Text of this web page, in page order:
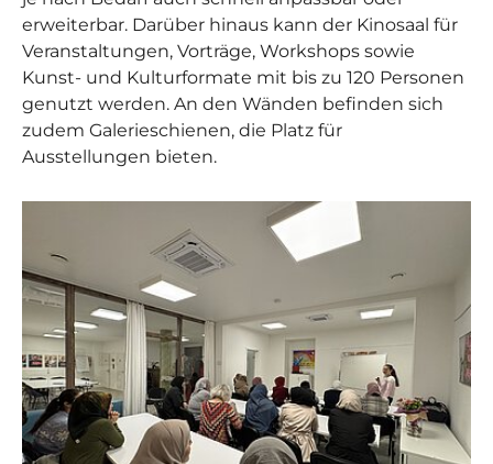
erweiterbar. Darüber hinaus kann der Kinosaal für
Veranstaltungen, Vorträge, Workshops sowie
Kunst- und Kulturformate mit bis zu 120 Personen
genutzt werden. An den Wänden befinden sich
zudem Galerieschienen, die Platz für
Ausstellungen bieten.